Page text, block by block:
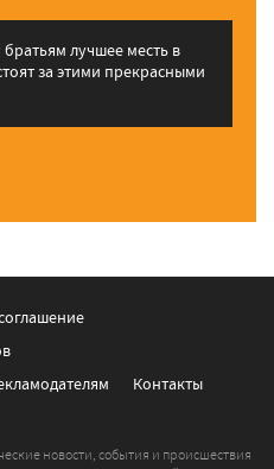
лучшее месть в
за этими прекрасными
Контакты
новости, события и происшествия